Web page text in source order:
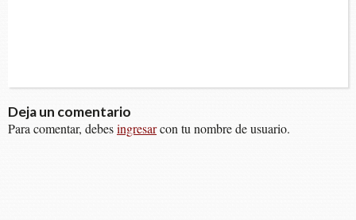
Deja un comentario
Para comentar, debesingresarcon tu nombre de usuario.